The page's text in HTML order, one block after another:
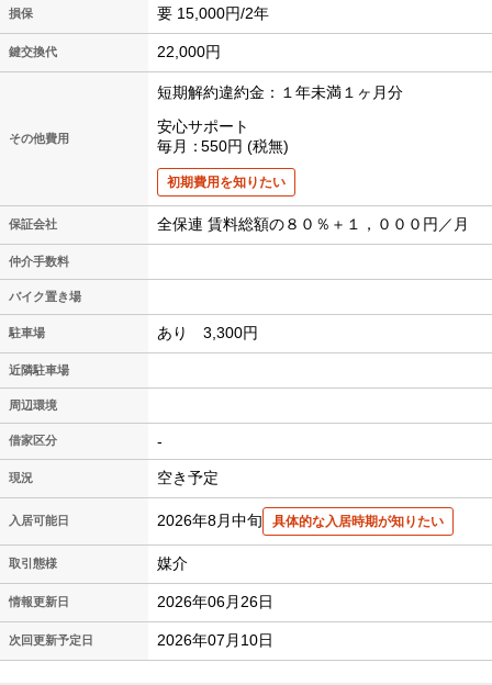
損保 要 15,000円/2年
鍵交換代 22,000円
その他費用
短期解約違約金：１年未満１ヶ月分
安心サポート
毎月
550円 税無
初期費用を知りたい
保証会社 全保連 賃料総額の８０％＋１，０００円／月
仲介手数料
バイク置き場
駐車場 あり 3,300円
近隣駐車場
周辺環境
借家区分 -
現況 空き予定
入居可能日 2026年8月中旬 具体的な入居時期が知りたい
取引態様 媒介
情報更新日 2026年06月26日
次回更新予定日 2026年07月10日